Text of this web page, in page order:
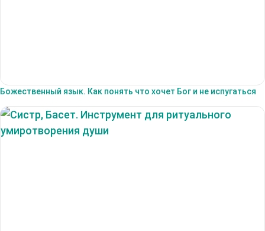
Божественный язык. Как понять что хочет Бог и не испугаться